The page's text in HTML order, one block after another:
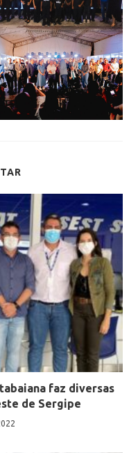
faz diversas
de Sergipe